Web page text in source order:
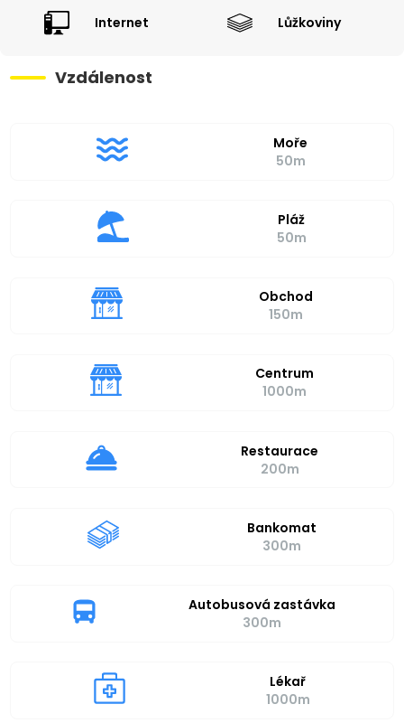
Internet Lůžkoviny
Vzdálenost
Moře
50m
Pláž
50m
Obchod
150m
Centrum
1000m
Restaurace
200m
Bankomat
300m
Autobusová zastávka
300m
Lékař
1000m